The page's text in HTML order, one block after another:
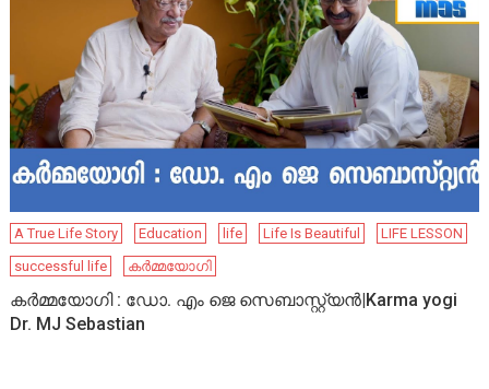
A True Life Story Education life Life Is Beautiful
LIFE LESSON
successful life
കർമ്മയോഗി
കർമ്മയോഗി : ഡോ. എം ജെ സെബാസ്റ്റ്യൻ|Karma yogi
Dr. MJ Sebastian